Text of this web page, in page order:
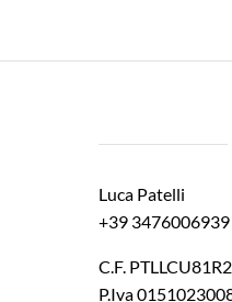
Luca Patelli
+39 3476006939
C.F.
P.Iva